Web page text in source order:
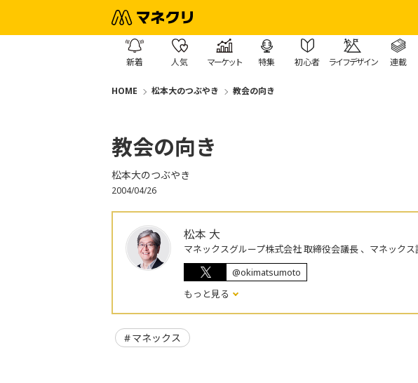
新着 人気 マーケット 特集 初心者 ライフデザイン 連載
HOME 松本大のつぶやき 教会の向き
教会の向き
松本大のつぶやき
2004/04/26
松本 大
マネックスグループ株式会社 取締役会議長 、マネック
@okimatsumoto
もっと見る
マネックス